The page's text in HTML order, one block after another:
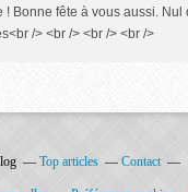
! Bonne fête à vous aussi.
/> <br /> <br /> <br />
Top articles Contact